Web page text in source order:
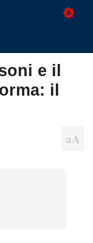
e il
il